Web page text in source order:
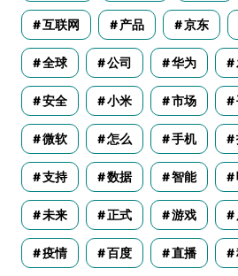
互联网 产品 京东
全球 公司 华为
安全 小米 市场
微软 怎么 手机
支持 数据 智能
未来 正式 游戏
疫情 百度 直播